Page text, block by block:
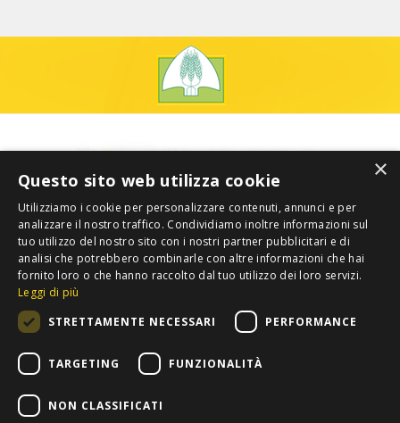
×
Questo sito web utilizza cookie
Utilizziamo i cookie per personalizzare contenuti, annunci e per
analizzare il nostro traffico. Condividiamo inoltre informazioni sul
tuo utilizzo del nostro sito con i nostri partner pubblicitari e di
analisi che potrebbero combinarle con altre informazioni che hai
fornito loro o che hanno raccolto dal tuo utilizzo dei loro servizi.
Leggi di più
STRETTAMENTE NECESSARI
PERFORMANCE
TARGETING FUNZIONALITÀ
NON CLASSIFICATI